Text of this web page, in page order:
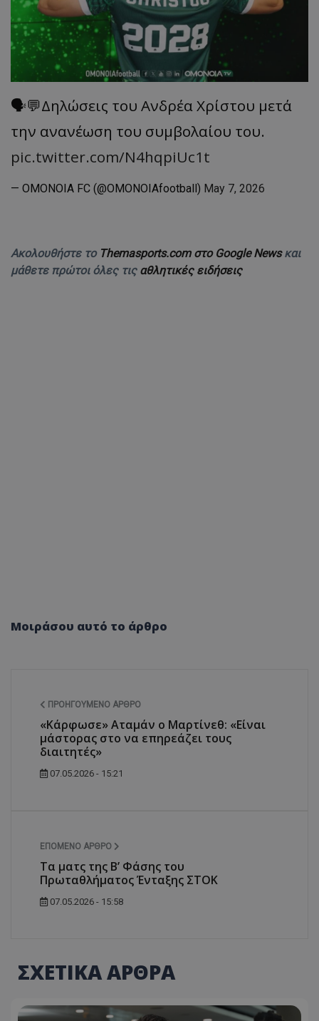
🗣️💬Δηλώσεις του Ανδρέα Χρίστου μετά
την ανανέωση του συμβολαίου του.
pic.twitter.com/N4hqpiUc1t
— OMONOIA FC (@OMONOIAfootball) May 7, 2026
Ακολουθήστε το Themasports.com στο Google Newsκαι
μάθετε πρώτοι όλες τις αθλητικές ειδήσεις
Μοιράσου αυτό το άρθρο
ΠΡΟΗΓΟΎΜΕΝΟ ΆΡΘΡΟ
«Κάρφωσε» Αταμάν ο Μαρτίνεθ: «Είναι
μάστορας στο να επηρεάζει τους
διαιτητές»
07.05.2026 - 15:21
ΕΠΌΜΕΝΟ ΆΡΘΡΟ
Τα ματς της Β’ Φάσης του
Πρωταθλήματος Ένταξης ΣΤΟΚ
07.05.2026 - 15:58
ΣΧΕΤΙΚΑ ΑΡΘΡΑ